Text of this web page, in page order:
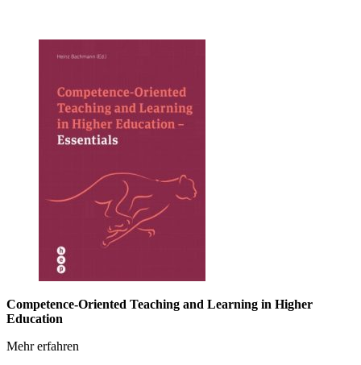
Competence-Oriented Teaching and Learning in Higher
Education
Mehr erfahren